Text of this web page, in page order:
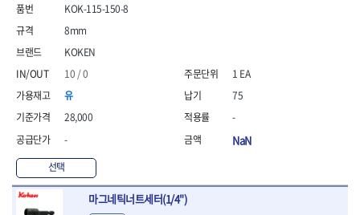
- 날교환드라이버세트
- 드라이버핸들
- 비트홀다드라이버
- 비트홀다드라이버세트
- 드라이버블레이드
- 별비트
- 육각비트
- 검전드라이버
- 육각T렌치
- 전동비트홀다
- 드라이버비트세트
- 에어앵글그라인더
- 에어리베터기
- 에어원형샌더
- 에어펀치
- 습식그라인더
- 건식그라인더
- 기타 악세사리
- 루터, 루터테이블
이젠
일레드
츠노다(TTC)
KOKEN
10 / 0
유
28,000
-
선택
KOK-115-150-8
8mm
1 EA
75
-
NaN
마그네틱너트세터(1/4")